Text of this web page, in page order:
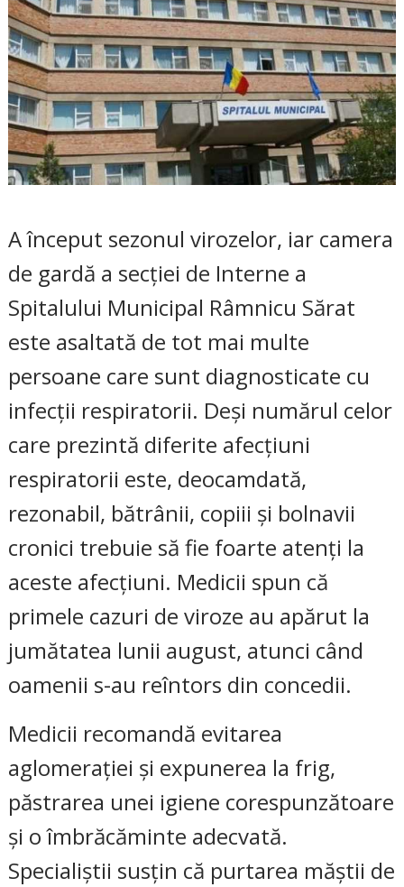
A început sezonul virozelor, iar camera
de gardă a secției de Interne a
Spitalului Municipal Râmnicu Sărat
este asaltată de tot mai multe
persoane care sunt diagnosticate cu
infecții respiratorii. Deși numărul celor
care prezintă diferite afecțiuni
respiratorii este, deocamdată,
rezonabil, bătrânii, copiii și bolnavii
cronici trebuie să fie foarte atenți la
aceste afecțiuni. Medicii spun că
primele cazuri de viroze au apărut la
jumătatea lunii august, atunci când
oamenii s-au reîntors din concedii.
Medicii recomandă evitarea
aglomerației și expunerea la frig,
păstrarea unei igiene corespunzătoare
și o îmbrăcăminte adecvată.
Specialiștii susțin că purtarea măștii de